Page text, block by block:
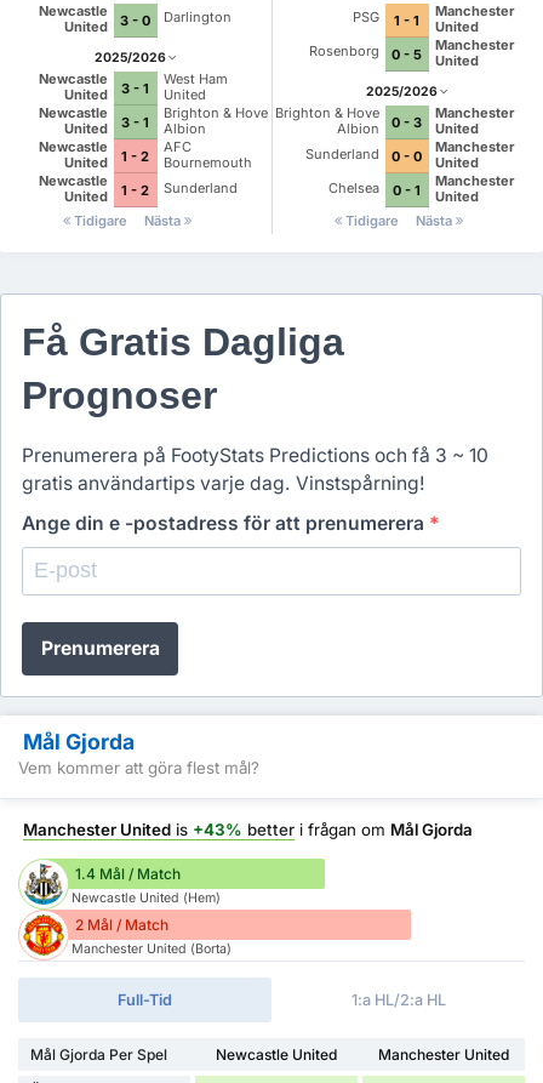
Newcastle
United
3 - 0 Darlington
2025/2026
Newcastle
United
3 - 1
West Ham
United
Newcastle
United
3 - 1
Brighton & Hove
Albion
Newcastle
United
1 - 2
AFC
Bournemouth
Newcastle
United
1 - 2
Sunderland
Tidigare
Nästa
PSG 1 - 1
Manchester
United
Rosenborg
0 - 5
Manchester
United
2025/2026
Brighton & Hove
Albion
0 - 3
Manchester
United
Sunderland
0 - 0
Manchester
United
Chelsea
0 - 1
Manchester
United
Tidigare
Nästa
Få Gratis Dagliga
Prognoser
Prenumerera på FootyStats Predictions och få 3 ~ 10
gratis användartips varje dag. Vinstspårning!
Ange din e -postadress för att prenumerera *
Prenumerera
Mål Gjorda
Vem kommer att göra flest mål?
Manchester United is +43% better i frågan om Mål Gjorda
1.4 Mål / Match
Newcastle United (Hem)
2 Mål / Match
Manchester United (Borta)
Full-Tid 1:a HL/2:a HL
Mål Gjorda Per Spel Newcastle United
Manchester United